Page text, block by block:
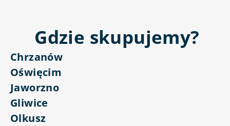
Gdzie skupujemy?
Chrzanów
Oświęcim
Jaworzno
Gliwice
Olkusz